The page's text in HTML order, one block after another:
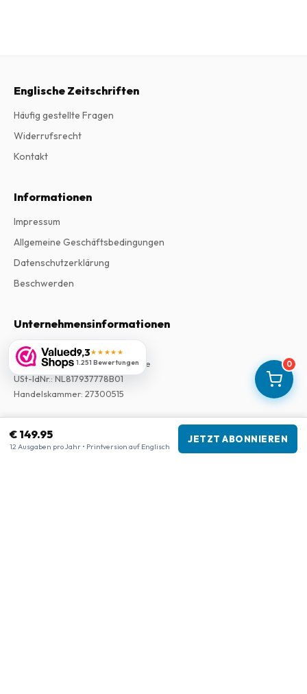
0
€ 149.95
12 Ausgaben pro Jahr • Printversion auf Englisch
JETZT ABONNIEREN
9,3★★★★★
1.251 Bewertungen
Englische Zeitschriften
Häufig gestellte Fragen
Widerrufsrecht
Kontakt
Informationen
Impressum
Allgemeine Geschäftsbedingungen
Datenschutzerklärung
Beschwerden
Unternehmensinformationen
Firma : Maja Magazines
3043 PR Rotterdam, Niederlande
USt-IdNr.: NL817937778B01
Handelskammer: 27300515
Unsere Shops
www.tijdschriftenzo.nl